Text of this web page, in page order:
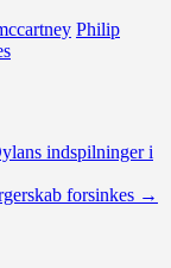
Philip
indspilninger i
forsinkes →